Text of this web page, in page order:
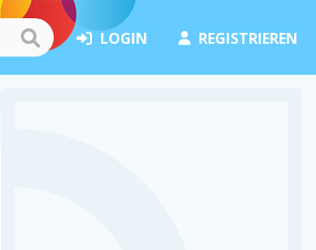
LOGIN REGISTRIEREN